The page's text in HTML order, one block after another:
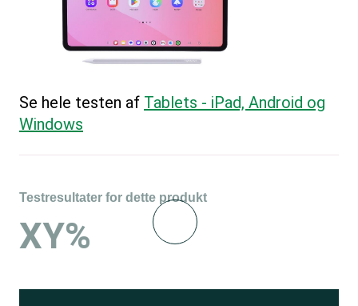
Se hele testen af Tablets - iPad, Android og
Windows
Testresultater for dette produkt
XY%